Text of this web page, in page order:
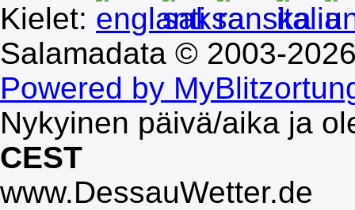
Kielet:
Salamadata © 2003-
Powered by
Nykyinen päivä/aika ja
CEST
www.DessauWetter.de